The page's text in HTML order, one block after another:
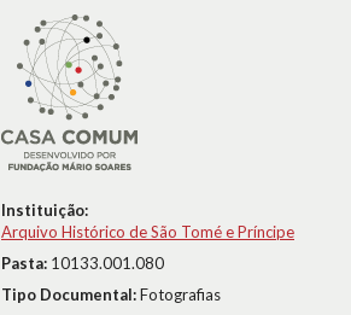
Instituição:
Arquivo Histórico de São Tomé e Príncipe
Pasta: 10133.001.080
Tipo Documental:Fotografias